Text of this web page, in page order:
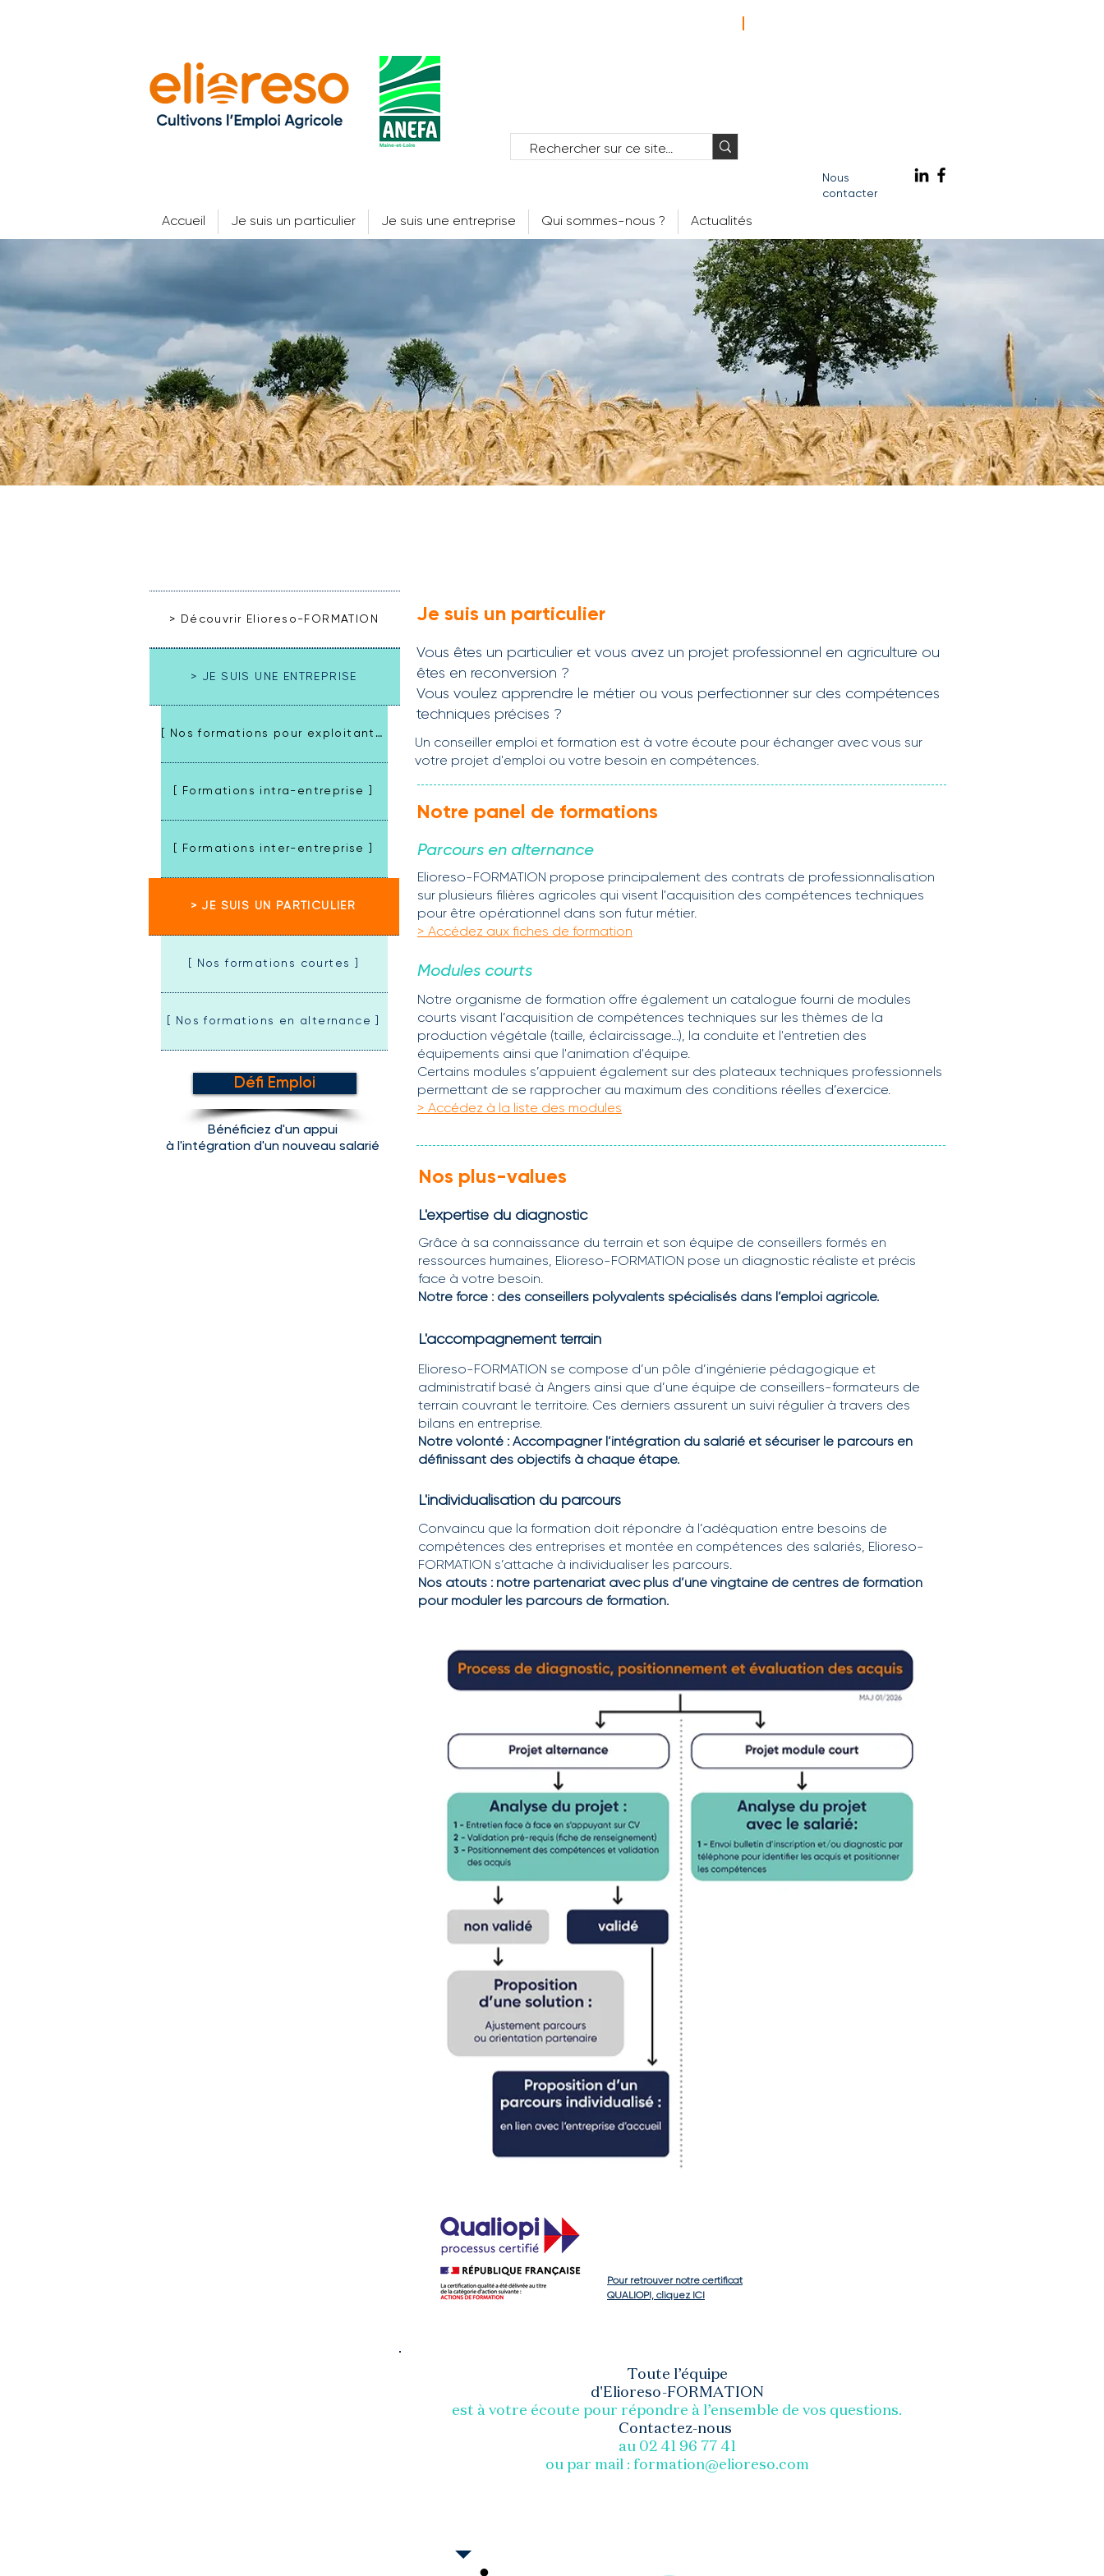
Nous
contacter
Accueil Je suis un particulier Je suis une entreprise Qui sommes-nous ? Actualités
> Découvrir Elioreso-FORMATION
> JE SUIS UNE ENTREPRISE
[ Nos formations pour exploitants ]
[ Formations intra-entreprise ]
[ Formations inter-entreprise ]
> JE SUIS UN PARTICULIER
[ Nos formations courtes ]
[ Nos formations en alternance ]
Défi Emploi
Bénéficiez d'un appui
à l'intégration d'un nouveau salarié
Je suis un particulier
Vous êtes un particulier et vous avez un projet professionnel en agriculture ou
êtes en reconversion ?
Vous voulez apprendre le métier ou vous perfectionner sur des compétences
techniques précises ?
Un conseiller emploi et formation est à votre écoute pour échanger avec vous sur
votre projet d'emploi ou votre besoin en compétences.
Notre panel de formations
Parcours en alternance
Elioreso-FORMATION propose principalement des contrats de professionnalisation
sur plusieurs filières agricoles qui visent l'acquisition des compétences techniques
pour être opérationnel dans son futur métier.
> Accédez aux fiches de formation
Modules courts
Notre organisme de formation offre également un catalogue fourni de modules
courts visant l’acquisition de compétences techniques sur les thèmes de la
production végétale (taille, éclaircissage...), la conduite et l'entretien des
équipements ainsi que l'animation d'équipe.
Certains modules s’appuient également sur des plateaux techniques professionnels
permettant de se rapprocher au maximum des conditions réelles d’exercice.
> Accédez à la liste des modules
Nos plus-values
L'expertise du diagnostic
Grâce à sa connaissance du terrain et son équipe de conseillers formés en
ressources humaines, Elioreso-FORMATION pose un diagnostic réaliste et précis
face à votre besoin.
Notre force : des conseillers polyvalents spécialisés dans l’emploi agricole.
L'accompagnement terrain
Elioreso-FORMATION se compose d’un pôle d’ingénierie pédagogique et
administratif basé à Angers ainsi que d’une équipe de conseillers-formateurs de
terrain couvrant le territoire. Ces derniers assurent un suivi régulier à travers des
bilans en entreprise.
Notre volonté : Accompagner l’intégration du salarié et sécuriser le parcours en
définissant des objectifs à chaque étape.
L'individualisation du parcours
Convaincu que la formation doit répondre à l’adéquation entre besoins de
compétences des entreprises et montée en compétences des salariés, Elioreso-
FORMATION s’attache à individualiser les parcours.
Nos atouts : notre partenariat avec plus d’une vingtaine de centres de formation
pour moduler les parcours de formation.
Pour retrouver notre certificat
QUALIOPI, cliquez ICI
Toute l’équipe
d'Elioreso-FORMATION
est à votre écoute pour répondre à l’ensemble de vos questions.
Contactez-nous
au 02 41 96 77 41
ou par mail : formation@elioreso.com